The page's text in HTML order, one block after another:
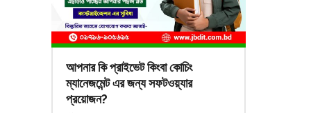
আপনার কি প্রাইভেট কিংবা কোচিং
ম্যানেজমেন্ট এর জন্য সফটওয়্যার
প্রয়োজন?